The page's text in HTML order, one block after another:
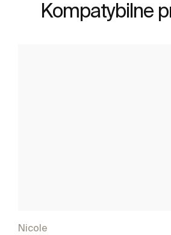
Kompatybilne
Nicole